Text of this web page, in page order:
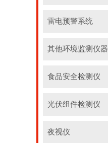
雷电预警系统
其他环境监测仪器
食品安全检测仪
光伏组件检测仪
夜视仪